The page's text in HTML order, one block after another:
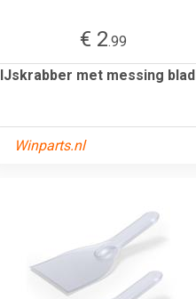
€ 2.99
IJskrabber met messing blad
Winparts.nl